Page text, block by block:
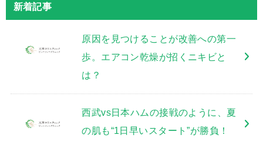
新着記事
原因を見つけることが改善への第一
歩。エアコン乾燥が招くニキビと
は？
西武vs日本ハムの接戦のように、夏
の肌も“1日早いスタート”が勝負！